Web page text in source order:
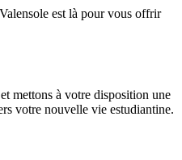
est là pour vous offrir
mettons à votre disposition une
votre nouvelle vie estudiantine.